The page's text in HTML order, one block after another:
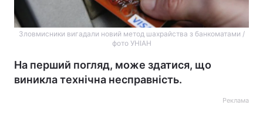
Зловмисники вигадали новий метод шахрайства з банкоматами /
фото УНІАН
На перший погляд, може здатися, що
виникла технічна несправність.
Реклама